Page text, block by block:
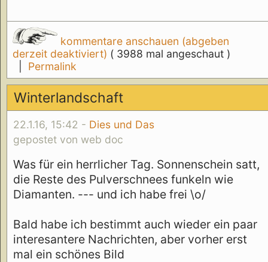
kommentare anschauen (abgeben
derzeit deaktiviert) ( 3988 mal angeschaut )
Permalink
Winterlandschaft
22.1.16, 15:42 - Dies und Das
gepostet von web doc
Was für ein herrlicher Tag. Sonnenschein satt,
die Reste des Pulverschnees funkeln wie
Diamanten. --- und ich habe frei \o/
Bald habe ich bestimmt auch wieder ein paar
interesantere Nachrichten, aber vorher erst
mal ein schönes Bild